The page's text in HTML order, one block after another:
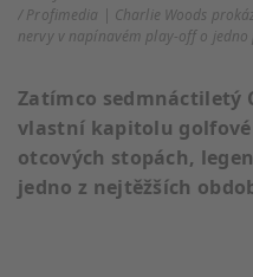
/ Profimedia | Charlie Woods
nervy v napínavém play-off o jedno
Zatímco sedmnáctiletý
vlastní kapitolu
otcových stopách,
jedno z nejtěžších